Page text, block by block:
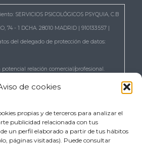
de cookies
propias y de terceros para analizar el
publicidad relacionada con tus
de un perfil elaborado a partir de tus hábitos
páginas visitadas). Puede consultar
SERVICIOS PSICOLÓGICOS PSYQUIA, C.B
74 - 1 DCHA. 28010 MADRID | 910133557 |
del delegado de protección de datos:
relación comercial/profesional.
supresión, portabilidad,